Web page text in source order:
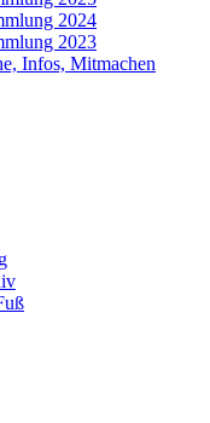
2024
2023
Infos, Mitmachen